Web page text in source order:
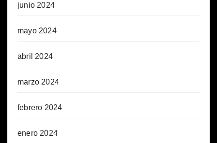
junio 2024
mayo 2024
abril 2024
marzo 2024
febrero 2024
enero 2024